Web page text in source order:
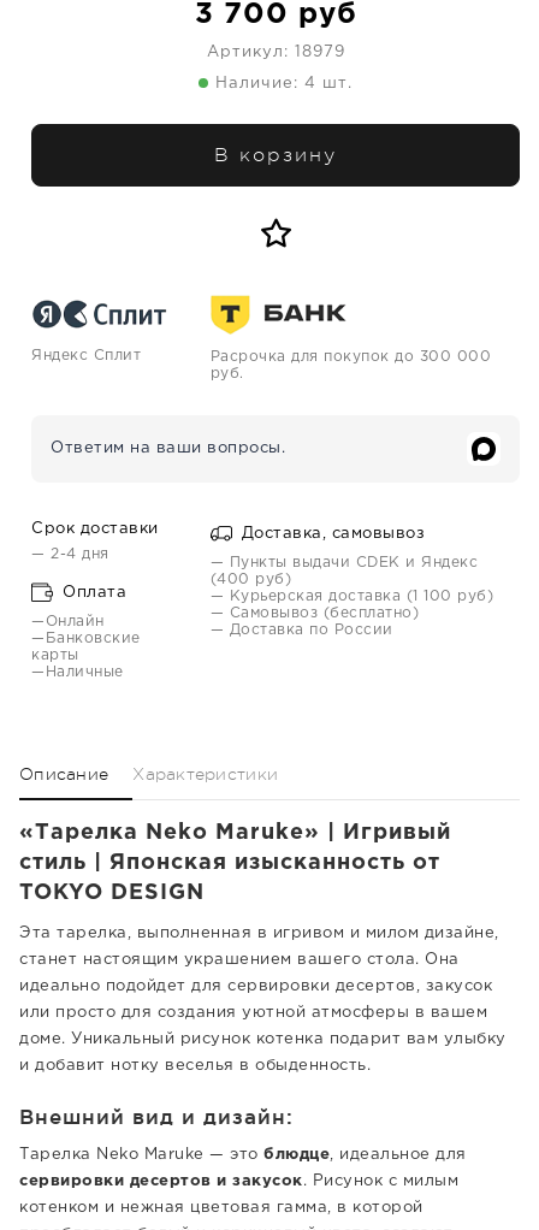
3 700 руб
Артикул: 18979
Наличие: 4 шт.
В корзину
Яндекс Сплит
Расрочка для покупок до 300 000
руб.
Ответим на ваши вопросы.
Срок доставки
— 2-4 дня
Оплата
—Онлайн
—Банковские
карты
—Наличные
Доставка, самовывоз
— Пункты выдачи CDEK и Яндекс
(400 руб)
— Курьерская доставка (1 100 руб)
— Самовывоз (бесплатно)
— Доставка по России
Описание Характеристики
«Тарелка Neko Maruke» | Игривый
стиль | Японская изысканность от
TOKYO DESIGN
Эта тарелка, выполненная в игривом и милом дизайне,
станет настоящим украшением вашего стола. Она
идеально подойдет для сервировки десертов, закусок
или просто для создания уютной атмосферы в вашем
доме. Уникальный рисунок котенка подарит вам улыбку
и добавит нотку веселья в обыденность.
Внешний вид и дизайн:
Тарелка Neko Maruke — это блюдце , идеальное для
сервировки десертов и закусок. Рисунок с милым
котенком и нежная цветовая гамма, в которой